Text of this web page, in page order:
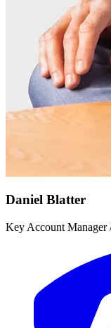
Daniel Blatter
Key Account Manager